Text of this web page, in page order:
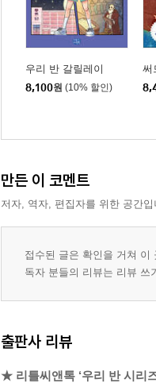
우리 반 갈릴레이
8,100원 (10% 할인)
써
만든 이 코멘트
저자, 역자, 편집자를 위한 공간
접수된 글은 확인을 거쳐 이
독자 분들의 리뷰는 리뷰 쓰
출판사 리뷰
★ 리틀씨앤톡 ‘우리 반 시리